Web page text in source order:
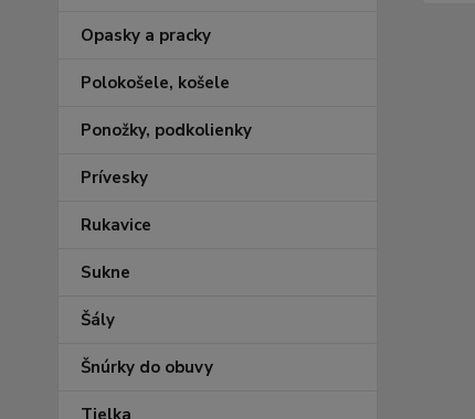
Opasky a pracky
Polokošele, košele
Ponožky, podkolienky
Prívesky
Rukavice
Sukne
Šály
Šnúrky do obuvy
Tielka